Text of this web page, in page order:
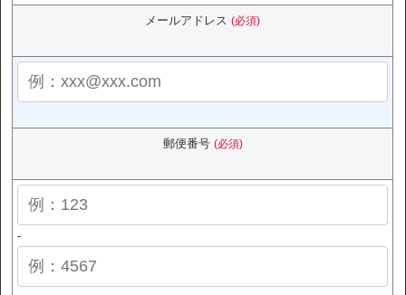
メールアドレス(必須)
郵便番号 (必須)
-